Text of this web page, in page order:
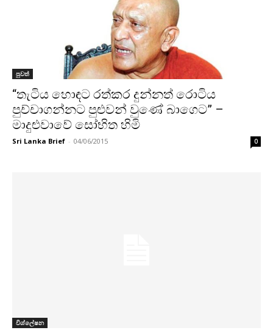
පුවත්
‘‘තැටිය හොඳට රත්කර දුන්නත් රොටිය
පුච්චාගන්නට පුළුවන් වුණේ බාගෙට” –
මාදුළුවාවේ සෝභිත හිමි
Sri Lanka Brief - 04/06/2015 0
විශ්ලේෂන